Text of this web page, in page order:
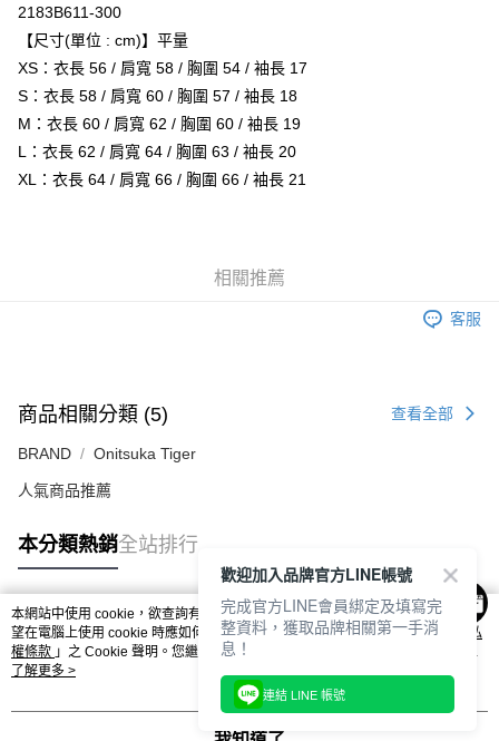
每筆NT$80，滿NT$6,000(含以上)免運費
萊爾富取貨付款
每筆NT$80，滿NT$6,000(含以上)免運費
付款後萊爾富取貨
每筆NT$80，滿NT$6,000(含以上)免運費
2183B611-300
【尺寸(單位 : cm)】平量
XS：衣長 56 / 肩寬 58 / 胸圍 54 / 袖長 17
S：衣長 58 / 肩寬 60 / 胸圍 57 / 袖長 18
M：衣長 60 / 肩寬 62 / 胸圍 60 / 袖長 19
L：衣長 62 / 肩寬 64 / 胸圍 63 / 袖長 20
XL：衣長 64 / 肩寬 66 / 胸圍 66 / 袖長 21
相關推薦
客服
商品相關分類 (5) 查看全部
BRAND Onitsuka Tiger
人氣商品推薦
本分類熱銷全站排行
熱門標籤
本網站中使用 cookie，欲查詢有關本網站使用 cookie 方式之詳情，及若您不希
望在電腦上使用 cookie 時應如何變更電腦的 cookie 設定，請參閱本網站「
隱私
權條款 」之 Cookie 聲明。您繼續使用本網站即表示您同意本公司得按本網站使
用條款之 Cookie 聲明使用 cookie。
了解更多 >
歡迎加入品牌官方LINE帳號
完成官方LINE會員綁定及填寫完
整資料，獲取品牌相關第一手消
息！
連結 LINE 帳號